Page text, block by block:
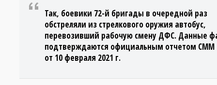
Так, боевики 72-й бригады в очередной раз
обстреляли из стрелкового оружия автобус,
перевозивший рабочую смену ДФС. Данные
подтверждаются официальным отчетом СММ
от 10 февраля 2021 г.